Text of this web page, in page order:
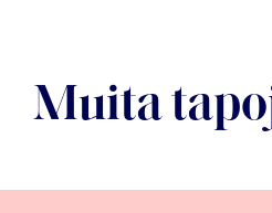
Muita